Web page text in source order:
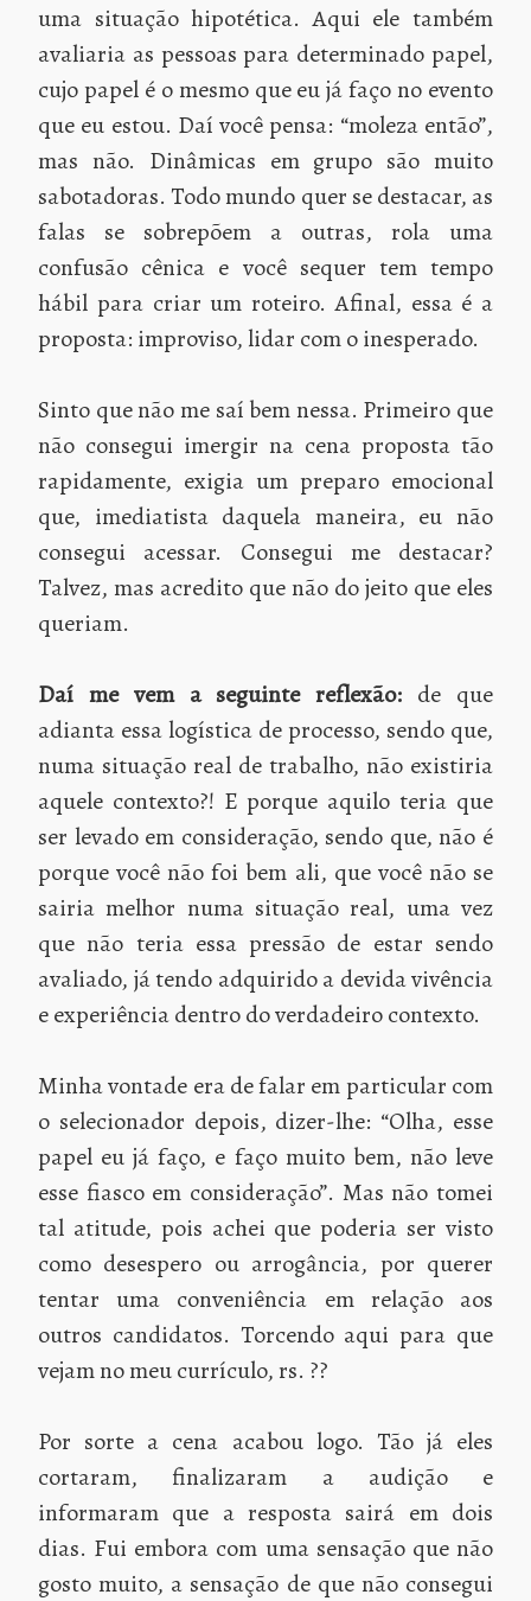
uma situação hipotética. Aqui ele também
avaliaria as pessoas para determinado papel,
cujo papel é o mesmo que eu já faço no evento
que eu estou. Daí você pensa: “moleza então”,
mas não. Dinâmicas em grupo são muito
sabotadoras. Todo mundo quer se destacar, as
falas se sobrepõem a outras, rola uma
confusão cênica e você sequer tem tempo
hábil para criar um roteiro. Afinal, essa é a
proposta: improviso, lidar com o inesperado.
Sinto que não me saí bem nessa. Primeiro que
não consegui imergir na cena proposta tão
rapidamente, exigia um preparo emocional
que, imediatista daquela maneira, eu não
consegui acessar. Consegui me destacar?
Talvez, mas acredito que não do jeito que eles
queriam.
Daí me vem a seguinte reflexão: de que
adianta essa logística de processo, sendo que,
numa situação real de trabalho, não existiria
aquele contexto?! E porque aquilo teria que
ser levado em consideração, sendo que, não é
porque você não foi bem ali, que você não se
sairia melhor numa situação real, uma vez
que não teria essa pressão de estar sendo
avaliado, já tendo adquirido a devida vivência
e experiência dentro do verdadeiro contexto.
Minha vontade era de falar em particular com
o selecionador depois, dizer-lhe: “Olha, esse
papel eu já faço, e faço muito bem, não leve
esse fiasco em consideração”. Mas não tomei
tal atitude, pois achei que poderia ser visto
como desespero ou arrogância, por querer
tentar uma conveniência em relação aos
outros candidatos. Torcendo aqui para que
vejam no meu currículo, rs. ??
Por sorte a cena acabou logo. Tão já eles
cortaram, finalizaram a audição e
informaram que a resposta sairá em dois
dias. Fui embora com uma sensação que não
gosto muito, a sensação de que não consegui